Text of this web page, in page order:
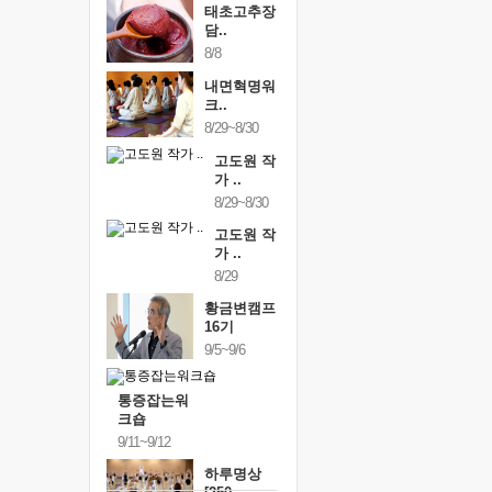
태초고추장
담..
8/8
내면혁명워
크..
8/29~8/30
고도원 작
가 ..
8/29~8/30
고도원 작
가 ..
8/29
황금변캠프
16기
9/5~9/6
통증잡는워
크숍
9/11~9/12
하루명상